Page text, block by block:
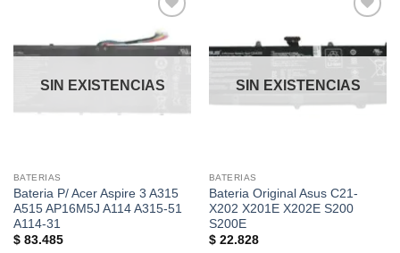
Añadir
a la
lista de
SIN EXISTENCIAS
BATERIAS
Bateria P/ Acer Aspire 3 A315
A515 AP16M5J A114 A315-51
A114-31
$83.485
a la
lista de
SIN EXISTENCIAS
BATERIAS
Bateria Original Asus C21-
X202 X201E X202E S200
S200E
$22.828